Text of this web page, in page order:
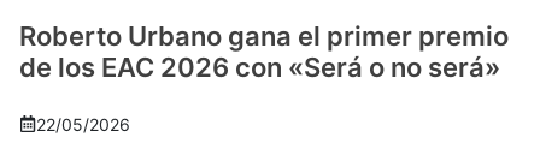
Roberto Urbano gana el primer premio
de los EAC 2026 con «Será o no será»
22/05/2026